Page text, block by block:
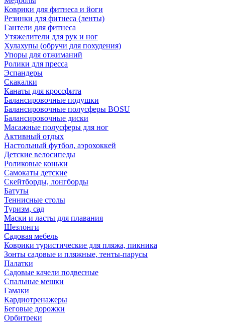
Коврики для фитнеса и йоги
Резинки для фитнеса (ленты)
Гантели для фитнеса
Утяжелители для рук и ног
Хулахупы (обручи для похудения)
Упоры для отжиманий
Ролики для пресса
Эспандеры
Скакалки
Канаты для кроссфита
Балансировочные подушки
Балансировочные полусферы BOSU
Балансировочные диски
Масажные полусферы для ног
Активный отдых
Настольный футбол, аэрохоккей
Детские велосипеды
Роликовые коньки
Самокаты детские
Скейтборды, лонгборды
Батуты
Теннисные столы
Туризм, сад
Маски и ласты для плавания
Шезлонги
Садовая мебель
Коврики туристические для пляжа, пикника
Зонты садовые и пляжные, тенты-парусы
Палатки
Садовые качели подвесные
Спальные мешки
Гамаки
Кардиотренажеры
Беговые дорожки
Орбитреки